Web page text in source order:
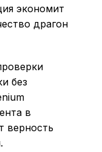
экономит
драгон
без
в
верность